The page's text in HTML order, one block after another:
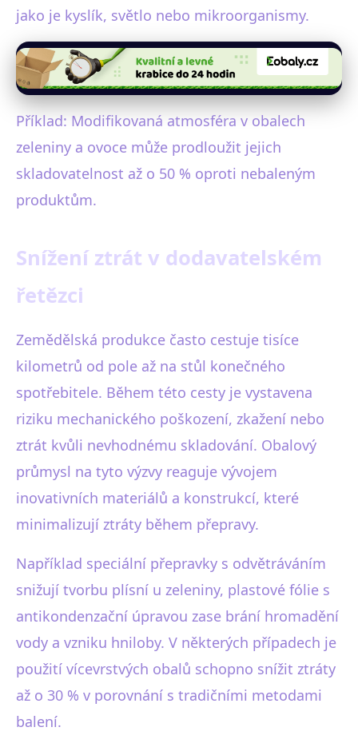
jako je kyslík, světlo nebo mikroorganismy.
Příklad: Modifikovaná atmosféra v obalech
zeleniny a ovoce může prodloužit jejich
skladovatelnost až o 50 % oproti nebaleným
produktům.
Snížení ztrát v dodavatelském
řetězci
Zemědělská produkce často cestuje tisíce
kilometrů od pole až na stůl konečného
spotřebitele. Během této cesty je vystavena
riziku mechanického poškození, zkažení nebo
ztrát kvůli nevhodnému skladování. Obalový
průmysl na tyto výzvy reaguje vývojem
inovativních materiálů a konstrukcí, které
minimalizují ztráty během přepravy.
Například speciální přepravky s odvětráváním
snižují tvorbu plísní u zeleniny, plastové fólie s
antikondenzační úpravou zase brání hromadění
vody a vzniku hniloby. V některých případech je
použití vícevrstvých obalů schopno snížit ztráty
až o 30 % v porovnání s tradičními metodami
balení.